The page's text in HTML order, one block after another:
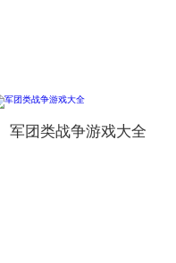
军团类战争游戏大全